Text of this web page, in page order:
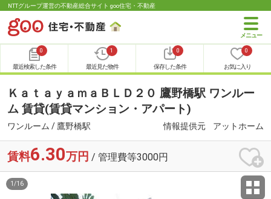
NTTグループ運営の不動産総合サイト goo住宅・不動産
0
最近検索した条件
1
最近見た物件
0
保存した条件
0
お気に入り
ＫａｔａｙａｍａＢＬＤ２０ 鷹野橋駅 ワンルー
ム 賃貸(賃貸マンション・アパート)
ワンルーム / 鷹野橋駅 情報提供元 アットホーム
賃料6.30万円 / 管理費等3000円
1 /16